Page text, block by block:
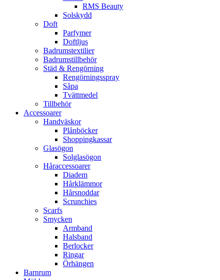
RMS Beauty
Solskydd
Doft
Parfymer
Doftljus
Badrumstextilier
Badrumstillbehör
Städ & Rengörning
Rengörningsspray
Såpa
Tvättmedel
Tillbehör
Accessoarer
Handväskor
Plånböcker
Shoppingkassar
Glasögon
Solglasögon
Håraccessoarer
Diadem
Hårklämmor
Hårsnoddar
Scrunchies
Scarfs
Smycken
Armband
Halsband
Berlocker
Ringar
Örhängen
Barnrum